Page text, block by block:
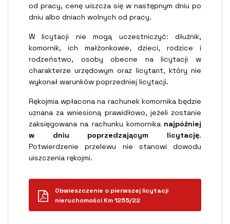
od pracy, cenę uiszcza się w następnym dniu po
dniu albo dniach wolnych od pracy.
W licytacji nie mogą uczestniczyć: dłużnik,
komornik, ich małżonkowie, dzieci, rodzice i
rodzeństwo, osoby obecne na licytacji w
charakterze urzędowym oraz licytant, który nie
wykonał warunków poprzedniej licytacji.
Rękojmia wpłacona na rachunek komornika będzie
uznana za wniesioną prawidłowo, jeżeli zostanie
zaksięgowana na rachunku komornika najpóźniej
w dniu poprzedzającym licytację.
Potwierdzenie przelewu nie stanowi dowodu
uiszczenia rękojmi.
Obwieszczenie o pierwszej licytacji
nieruchomości Km 1255/22